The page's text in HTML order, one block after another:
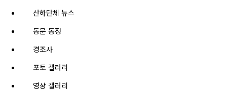
산하단체 뉴스
동문 동정
경조사
포토 갤러리
영상 갤러리